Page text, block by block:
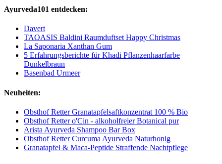
Ayurveda101 entdecken:
Davert
TAOASIS Baldini Raumduftset Happy Christmas
La Saponaria Xanthan Gum
5 Erfahrungsberichte für Khadi Pflanzenhaarfarbe
Dunkelbraun
Basenbad Urmeer
Neuheiten:
Obsthof Retter Granatapfelsaftkonzentrat 100 % Bio
Obsthof Retter o'Cin - alkoholfreier Botanical pur
Arista Ayurveda Shampoo Bar Box
Obsthof Retter Curcuma Ayurveda Naturhonig
Granatapfel & Maca-Peptide Straffende Nachtpflege